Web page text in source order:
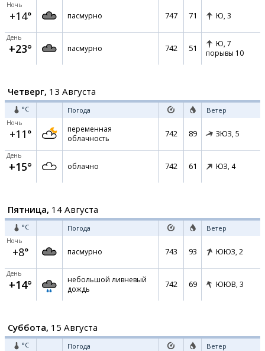
Ночь
+14° пасмурно 747 71 Ю, 3
День
+23° пасмурно 742 51 Ю, 7
порывы 10
Четверг, 13 Августа
°C Погода Ветер
Ночь
+11°
переменная
облачность
742 89 ЗЮЗ, 5
День
+15° облачно 742 61 ЮЗ, 4
Пятница, 14 Августа
°C Погода Ветер
Ночь
+8° пасмурно 743 93 ЮЮЗ, 2
День
+14°
небольшой ливневый
дождь
742 69 ЮЮВ, 3
Суббота, 15 Августа
°C Погода Ветер